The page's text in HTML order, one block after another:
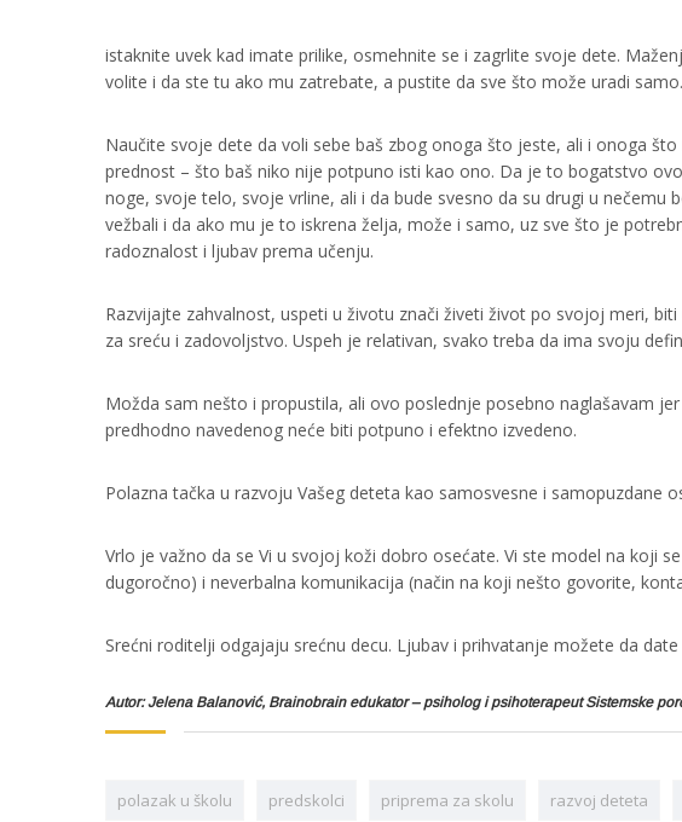
istaknite uvek kad imate prilike, osmehnite se i zagrlite svoje dete.
volite i da ste tu ako mu zatrebate, a pustite da sve što može uradi samo.
Naučite svoje dete da voli sebe baš zbog onoga što jeste, ali i onoga
prednost – što baš niko nije potpuno isti kao ono. Da je to bogatstvo
noge, svoje telo, svoje vrline, ali i da bude svesno da su drugi u nečemu
vežbali i da ako mu je to iskrena želja, može i samo, uz sve što je
radoznalost i ljubav prema učenju.
Razvijajte zahvalnost, uspeti u životu znači živeti život po svojoj meri,
za sreću i zadovoljstvo. Uspeh je relativan, svako treba da ima svoju
Možda sam nešto i propustila, ali ovo poslednje posebno naglašavam
predhodno navedenog neće biti potpuno i efektno izvedeno.
Polazna tačka u razvoju Vašeg deteta kao samosvesne i samopuzdane
Vrlo je važno da se Vi u svojoj koži dobro osećate. Vi ste model na koji
dugoročno) i neverbalna komunikacija (način na koji nešto govorite,
Srećni roditelji odgajaju srećnu decu. Ljubav i prihvatanje možete da
Autor: Jelena Balanović, Brainobrain edukator – psiholog i psihoterapeut Sistemske
polazak u školu predskolci priprema za skolu razvoj deteta